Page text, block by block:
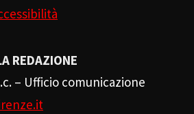
REDAZIONE
– Ufficio comunicazione